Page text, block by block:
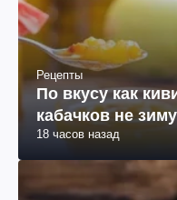
Рецепты
По вкусу как
кабачков не зиму